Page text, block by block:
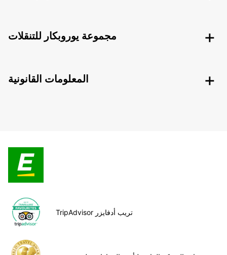
مجموعة يوروبكار للتنقلات
المعلومات القانونية
TripAdvisor تريب أدفايزر